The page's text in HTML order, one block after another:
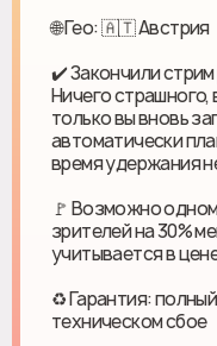
🌐 Гео: 🇦🇹 Австрия
✔️ Закончили
Ничего страшного,
только вы вновь
автоматически
время удержания
🚩 Возможно
зрителей на 30%
учитывается в
♻ Гарантия:
техническом сбое